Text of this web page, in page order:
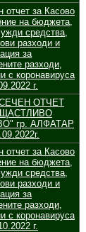
отчет за Касово
на бюджета,
средства,
разходи и
за
разходи,
с коронавируса
г.
ОТЧЕТ
гр. АЛФАТАР
отчет за Касово
на бюджета,
средства,
разходи и
за
разходи,
с коронавируса
г.